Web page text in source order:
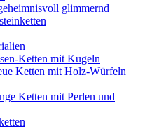
glimmernd
Ketten mit Kugeln
Ketten mit Holz-Würfeln
Ketten mit Perlen und